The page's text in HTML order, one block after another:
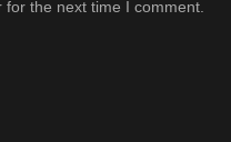
the next time I comment.